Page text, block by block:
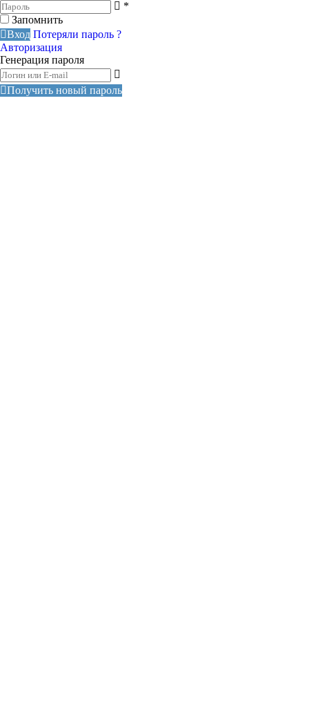
*
Запомнить
Вход Потеряли пароль ?
Авторизация
Генерация пароля
Получить новый пароль